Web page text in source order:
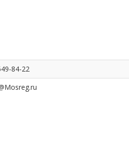
84-22